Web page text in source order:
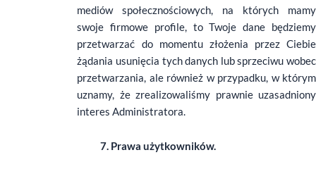
mediów społecznościowych, na których mamy
swoje firmowe profile, to Twoje dane będziemy
przetwarzać do momentu złożenia przez Ciebie
żądania usunięcia tych danych lub sprzeciwu wobec
przetwarzania, ale również w przypadku, w którym
uznamy, że zrealizowaliśmy prawnie uzasadniony
interes Administratora.
7. Prawa użytkowników.